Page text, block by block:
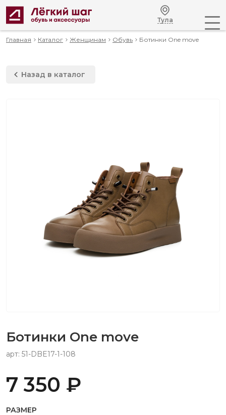
Тула
Главная Каталог Женщинам Обувь Ботинки One move
Назад в каталог
Ботинки One move
арт: 51-DBE17-1-108
7 350 ₽
РАЗМЕР